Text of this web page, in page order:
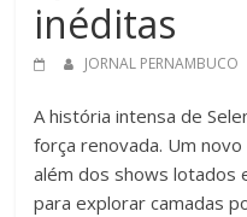
inéditas
JORNAL PERNAMBUCO
A história intensa de
força renovada. Um
além dos shows lotados
para explorar camadas